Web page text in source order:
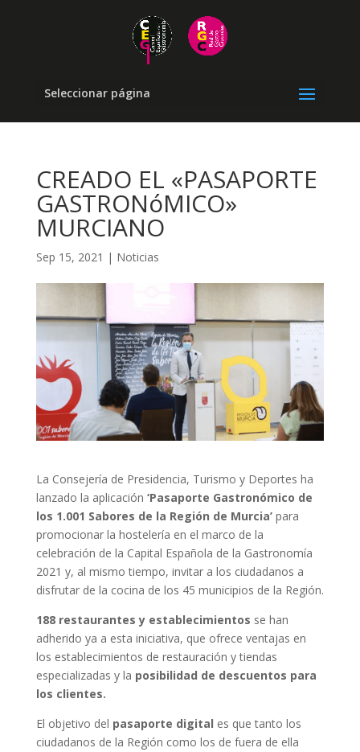
Seleccionar página
CREADO EL «PASAPORTE
GASTRONóMICO»
MURCIANO
Sep 15, 2021 | Noticias
La Consejería de Presidencia, Turismo y Deportes ha
lanzado la aplicación ‘Pasaporte Gastronómico de
los 1.001 Sabores de la Región de Murcia’para
promocionar la hostelería en el marco de la
celebración de la Capital Española de la Gastronomía
2021 y, al mismo tiempo, invitar a los ciudadanos a
disfrutar de la cocina de los 45 municipios de la Región.
188 restaurantes y establecimientos se han
adherido ya a esta iniciativa, que ofrece ventajas en
los establecimientos de restauración y tiendas
especializadas y la posibilidad de descuentos para
los clientes.
El objetivo del pasaporte digital es que tanto los
ciudadanos de la Región como los de fuera de ella